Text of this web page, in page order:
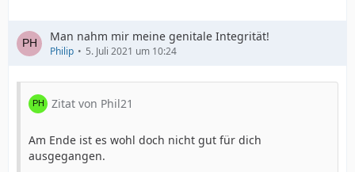
Man nahm mir meine genitale Integrität!
Philip 5. Juli 2021 um 10:24
Zitat von Phil21
Am Ende ist es wohl doch nicht gut für dich
ausgegangen.